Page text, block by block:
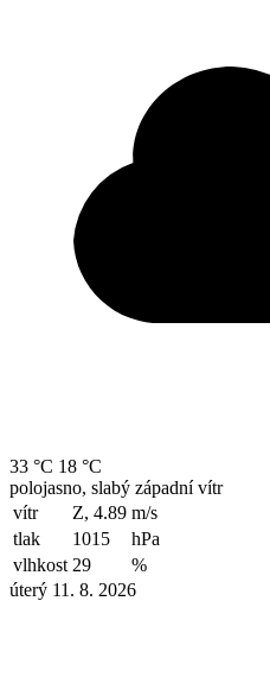
33 °C 18 °C
polojasno, slabý západní vítr
vítr
Z, 4.89 m/s
tlak
1015
hPa
vlhkost 29
%
úterý 11. 8. 2026